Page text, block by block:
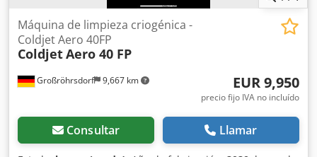
Großröhrsdorf 9,667 km
Máquina de limpieza criogénica -
Coldjet Aero 40FP
ColdjetAero 40 FP
EUR 9,950
precio fijo IVA no incluído
Consultar Llamar